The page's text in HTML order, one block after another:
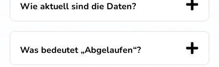
Wie aktuell sind die Daten?
Was bedeutet „Abgelaufen“?